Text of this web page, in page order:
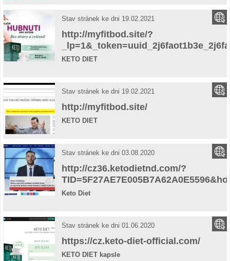
Stav stránek ke dni 19.02.2021
http://myfitbod.site/?
KETO DIET
Stav stránek ke dni 19.02.2021
http://myfitbod.site/
KETO DIET
Stav stránek ke dni 03.08.2020
http://cz36.ketodietnd.com/?
Keto Diet
Stav stránek ke dni 01.06.2020
https://cz.keto-diet-official.com/
KETO DIET kapsle